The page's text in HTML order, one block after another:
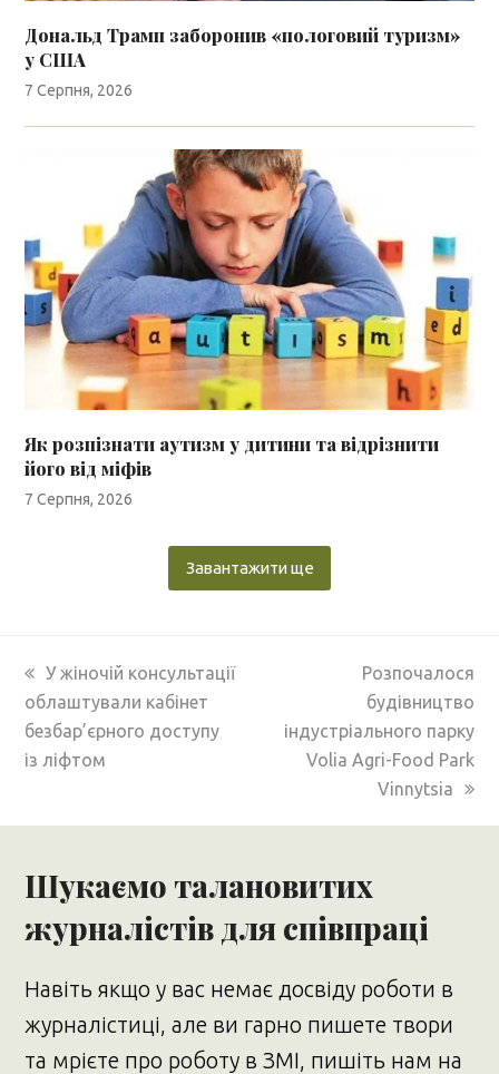
Дональд Трамп заборонив «пологовий туризм»
у США
7 Серпня, 2026
Як розпізнати аутизм у дитини та відрізнити
його від міфів
7 Серпня, 2026
Завантажити ще
previous
post:
У жіночій консультації
облаштували кабінет
безбар’єрного доступу
із ліфтом
next
post:
Розпочалося
будівництво
індустріального парку
Volia Agri-Food Park
Vinnytsia
Шукаємо талановитих
журналістів для співпраці
Навіть якщо у вас немає досвіду роботи в
журналістиці, але ви гарно пишете твори
та мрієте про роботу в ЗМІ, пишіть нам на